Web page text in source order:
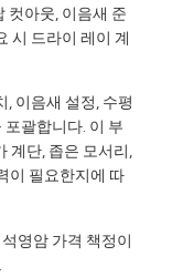
컷아웃, 이음새 준
시 드라이 레이 계
, 이음새 설정, 수평
괄합니다. 이 부
계단, 좁은 모서리,
이 필요한지에 따
영암 가격 책정이